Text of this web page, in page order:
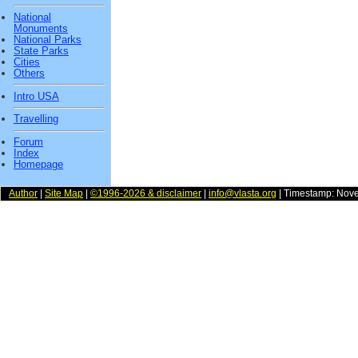
National
Monuments
National Parks
State Parks
Cities
Others
Intro USA
Travelling
Forum
Index
Homepage
Author Site Map ©1996-2026 & disclaimer info@vlasta.org | Timestamp: